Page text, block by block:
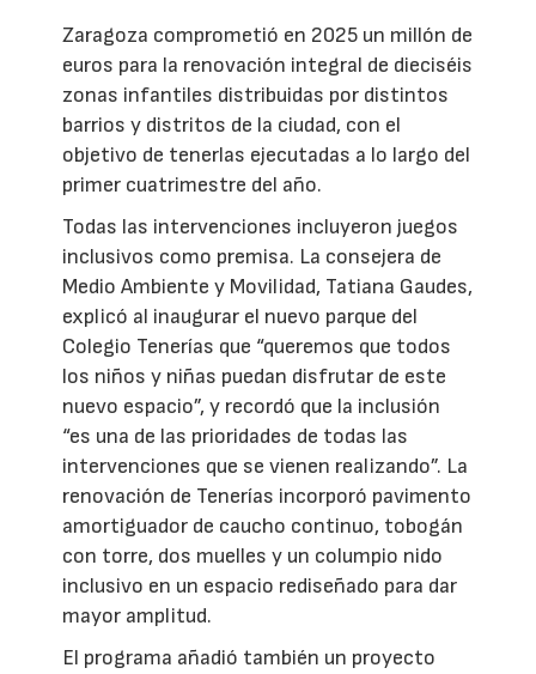
Zaragoza comprometió en 2025 un millón de
euros para la renovación integral de dieciséis
zonas infantiles distribuidas por distintos
barrios y distritos de la ciudad, con el
objetivo de tenerlas ejecutadas a lo largo del
primer cuatrimestre del año.
Todas las intervenciones incluyeron juegos
inclusivos como premisa. La consejera de
Medio Ambiente y Movilidad, Tatiana Gaudes,
explicó al inaugurar el nuevo parque del
Colegio Tenerías que “queremos que todos
los niños y niñas puedan disfrutar de este
nuevo espacio”, y recordó que la inclusión
“es una de las prioridades de todas las
intervenciones que se vienen realizando”. La
renovación de Tenerías incorporó pavimento
amortiguador de caucho continuo, tobogán
con torre, dos muelles y un columpio nido
inclusivo en un espacio rediseñado para dar
mayor amplitud.
El programa añadió también un proyecto